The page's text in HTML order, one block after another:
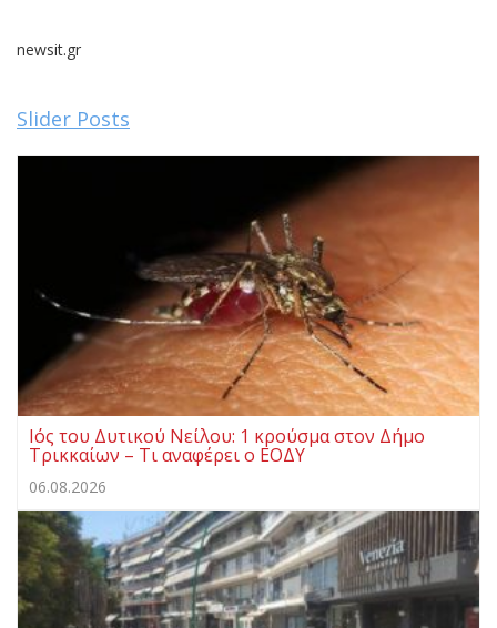
newsit.gr
Slider Posts
Ιός του Δυτικού Νείλου: 1 κρούσμα στον Δήμο
Τρικκαίων – Τι αναφέρει ο ΕΟΔΥ
06.08.2026